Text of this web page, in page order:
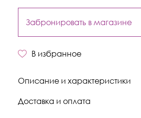
Забронировать в магазине
В избранное
Описание и характеристики
Доставка и оплата